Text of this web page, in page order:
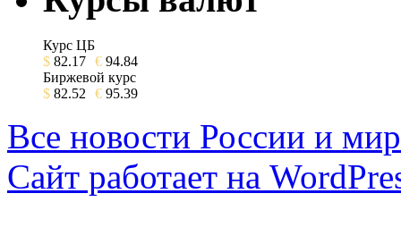
Курс ЦБ
$ 82.17 € 94.84
Биржевой курс
$ 82.52 € 95.39
Все новости России и
Сайт работает на